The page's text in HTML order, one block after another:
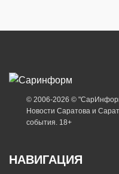
© 2006-2026 ©
Новости Саратова и
события. 18+
НАВИГАЦИЯ